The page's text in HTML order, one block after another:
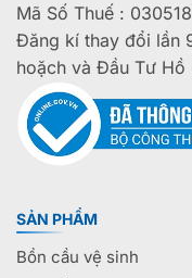
Mã Số Thuế :
Đăng kí thay đổi lần
hoặch và Đầu Tư Hồ
SẢN PHẨM
Bồn cầu vệ sinh